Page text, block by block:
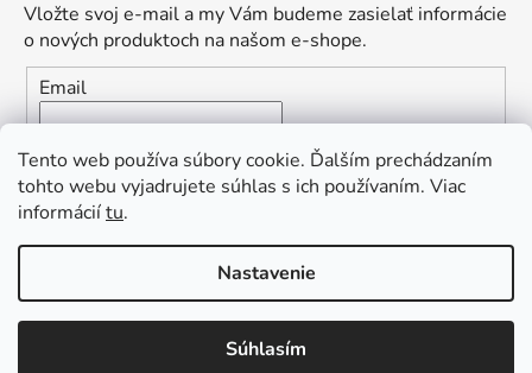
Tento web používa súbory cookie. Ďalším prechádzaním
tohto webu vyjadrujete súhlas s ich používaním. Viac
informáciítu.
Nastavenie
Súhlasím
: Zaplaťte vopred a získajte
Vložte svoj e-mail a my Vám budeme zasielať informácie
o nových produktoch na našom e-shope.
Email
Vložením e-mailu súhlasíte s
podmienkami ochrany
osobných údajov
Vytvoril Shoptet Premium
môžem pomôcť?“